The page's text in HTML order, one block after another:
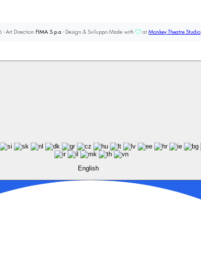
Art Direction FIMA S.p.a - Design & Sviluppo Made with at Monkey Theatre Studio
English